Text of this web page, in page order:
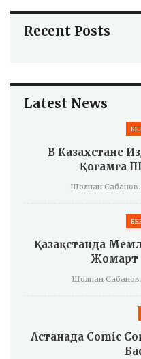
Recent Posts
Latest News
В Казахстане
Қоғамға
Қазақстанда
Жомарт
Астанада Comic